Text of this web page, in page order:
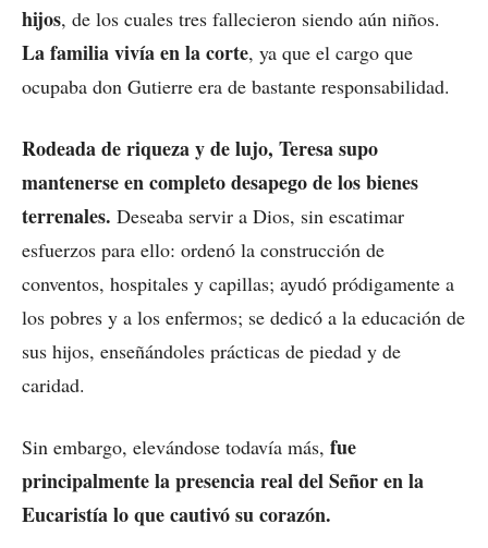
hijos, de los cuales tres fallecieron siendo aún niños.
La familia vivía en la corte, ya que el cargo que
ocupaba don Gutierre era de bastante responsabilidad.
Rodeada de riqueza y de lujo, Teresa supo
mantenerse en completo desapego de los bienes
terrenales. Deseaba servir a Dios, sin escatimar
esfuerzos para ello: ordenó la construcción de
conventos, hospitales y capillas; ayudó pródigamente a
los pobres y a los enfermos; se dedicó a la educación de
sus hijos, enseñándoles prácticas de piedad y de
caridad.
Sin embargo, elevándose todavía más, fue
principalmente la presencia real del Señor en la
Eucaristía lo que cautivó su corazón.